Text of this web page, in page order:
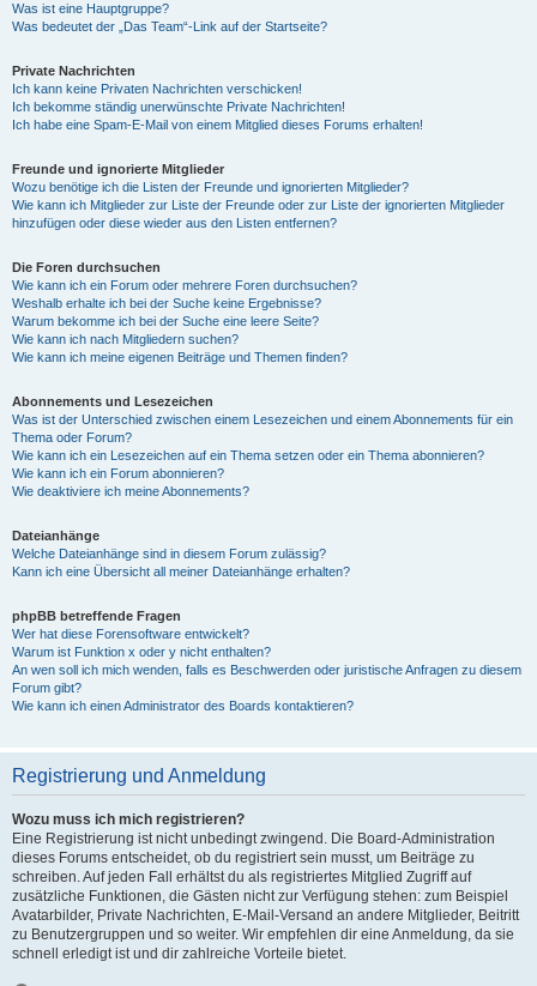
Was ist eine Hauptgruppe?
Was bedeutet der „Das Team“-Link auf der Startseite?
Private Nachrichten
Ich kann keine Privaten Nachrichten verschicken!
Ich bekomme ständig unerwünschte Private Nachrichten!
Ich habe eine Spam-E-Mail von einem Mitglied dieses Forums erhalten!
Freunde und ignorierte Mitglieder
Wozu benötige ich die Listen der Freunde und ignorierten Mitglieder?
Wie kann ich Mitglieder zur Liste der Freunde oder zur Liste der ignorierten Mitglieder
hinzufügen oder diese wieder aus den Listen entfernen?
Die Foren durchsuchen
Wie kann ich ein Forum oder mehrere Foren durchsuchen?
Weshalb erhalte ich bei der Suche keine Ergebnisse?
Warum bekomme ich bei der Suche eine leere Seite?
Wie kann ich nach Mitgliedern suchen?
Wie kann ich meine eigenen Beiträge und Themen finden?
Abonnements und Lesezeichen
Was ist der Unterschied zwischen einem Lesezeichen und einem Abonnements für ein
Thema oder Forum?
Wie kann ich ein Lesezeichen auf ein Thema setzen oder ein Thema abonnieren?
Wie kann ich ein Forum abonnieren?
Wie deaktiviere ich meine Abonnements?
Dateianhänge
Welche Dateianhänge sind in diesem Forum zulässig?
Kann ich eine Übersicht all meiner Dateianhänge erhalten?
phpBB betreffende Fragen
Wer hat diese Forensoftware entwickelt?
Warum ist Funktion x oder y nicht enthalten?
An wen soll ich mich wenden, falls es Beschwerden oder juristische Anfragen zu diesem
Forum gibt?
Wie kann ich einen Administrator des Boards kontaktieren?
Registrierung und Anmeldung
Wozu muss ich mich registrieren?
Eine Registrierung ist nicht unbedingt zwingend. Die Board-Administration
dieses Forums entscheidet, ob du registriert sein musst, um Beiträge zu
schreiben. Auf jeden Fall erhältst du als registriertes Mitglied Zugriff auf
zusätzliche Funktionen, die Gästen nicht zur Verfügung stehen: zum Beispiel
Avatarbilder, Private Nachrichten, E-Mail-Versand an andere Mitglieder, Beitritt
zu Benutzergruppen und so weiter. Wir empfehlen dir eine Anmeldung, da sie
schnell erledigt ist und dir zahlreiche Vorteile bietet.